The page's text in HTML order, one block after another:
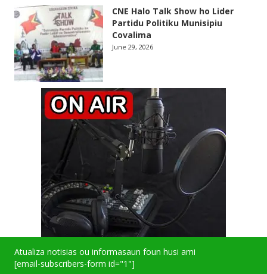
CNE Halo Talk Show ho Lider
Partidu Politiku Munisipiu
Covalima
June 29, 2026
Atualiza notisias ou informasaun foun husi ami
[email-subscribers-form id="1"]